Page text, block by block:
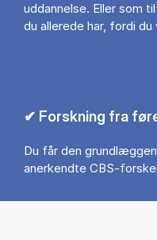
uddannelse. Eller som
du allerede har, fordi
✔ Forskning fra
Du får den
anerkendte CBS-